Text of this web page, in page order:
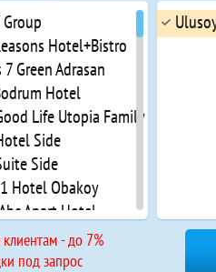
Hotel+Bistro
Green Adrasan
Hotel
Life Utopia Family Resort
Side
Side
Hotel Obakoy
Apart Hotel
& Cennet Barut Collection
Hotel Alanya
- до 7%
под запрос